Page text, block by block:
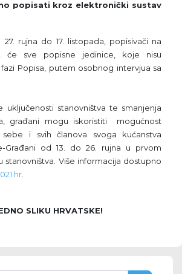
popisati kroz elektronički sustav
rujna do 17. listopada, popisivači na
će sve popisne jedinice, koje nisu
Popisa, putem osobnog intervjua sa
uključenosti stanovništva te smanjenja
građani mogu iskoristiti mogućnost
sebe i svih članova svoga kućanstva
Građani od 13. do 26. rujna u prvom
stanovništva. Više informacija dostupno
.
SLIKU HRVATSKE!